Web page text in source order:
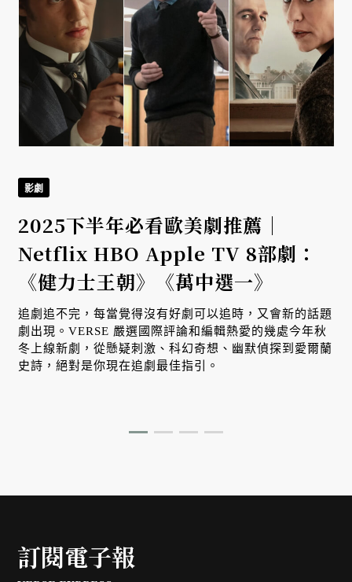
影劇
2025下半年必看歐美劇推薦｜
Netflix HBO Apple TV 8部劇：
《健力士王朝》《萬中選一》
追劇追不完，每當覺得沒有好劇可以追時，又會新的話題
劇出現。VERSE 嚴選國際評論和編輯熱愛的幾處今年秋
冬上線新劇，從懸疑刺激、科幻奇想、幽默偵探到愛爾蘭
史詩，絕對是你現在追劇最佳指引。
訂閱電子報